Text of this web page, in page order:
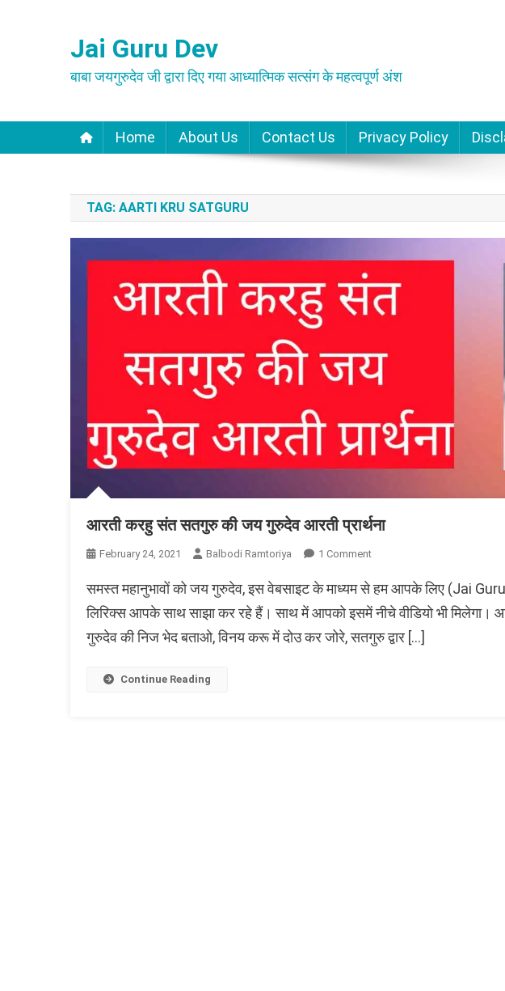
Jai Guru Dev
बाबा जयगुरुदेव जी द्वारा दिए गया आध्यात्मिक सत्संग के महत्वपूर्ण अंश
Home About Us Contact Us Privacy Policy
TAG: AARTI KRU SATGURU
आरती करहु संत सतगुरु की जय गुरुदेव आरती प्रार्थना
February 24, 2021 Balbodi Ramtoriya 1 CommentOn
करहु
संत
की
समस्त महानुभावों को जय गुरुदेव, इस वेबसाइट के माध्यम से हम आपके लिए (Jai
लिरिक्स आपके साथ साझा कर रहे हैं। साथ में आपको इसमें नीचे वीडियो भी
गुरुदेव की निज भेद बताओ, विनय करू में दोउ कर जोरे, सतगुरु द्वार […]
Continue Reading